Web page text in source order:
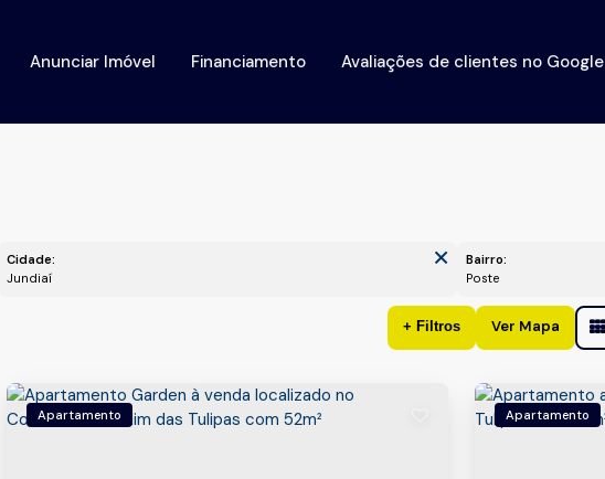
Avaliações de clientes no Google
Financiamento
Anunciar Imóvel
Cidade:
Jundiaí
Bairro:
Poste
Ver Mapa
Apartamento Apartamento